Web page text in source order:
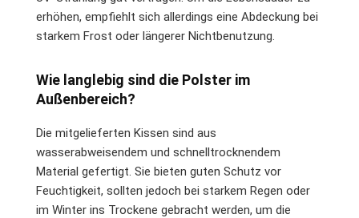
erhöhen, empfiehlt sich allerdings eine Abdeckung bei
starkem Frost oder längerer Nichtbenutzung.
Wie langlebig sind die Polster im
Außenbereich?
Die mitgelieferten Kissen sind aus
wasserabweisendem und schnelltrocknendem
Material gefertigt. Sie bieten guten Schutz vor
Feuchtigkeit, sollten jedoch bei starkem Regen oder
im Winter ins Trockene gebracht werden, um die